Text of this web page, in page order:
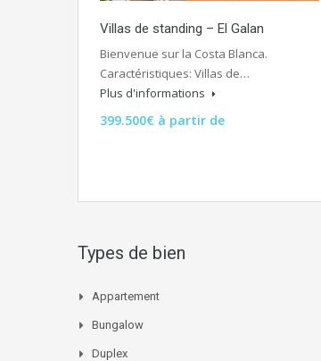
Villas de standing – El Galan
Bienvenue sur la Costa Blanca.
Caractéristiques: Villas de…
Plus d'informations
399.500€ à partir de
Types de bien
Appartement
Bungalow
Duplex